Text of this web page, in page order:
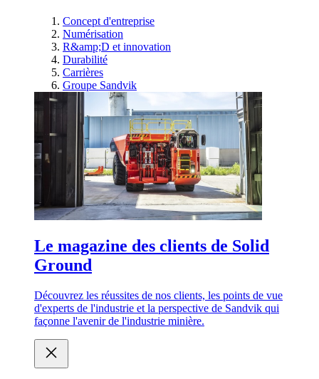
Concept d'entreprise
Numérisation
R&amp;D et innovation
Durabilité
Carrières
Groupe Sandvik
Le magazine des clients de Solid
Ground
Découvrez les réussites de nos clients, les points de vue
d'experts de l'industrie et la perspective de Sandvik qui
façonne l'avenir de l'industrie minière.